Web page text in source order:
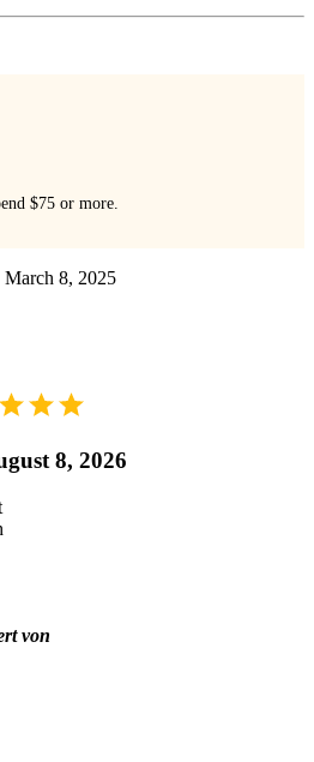
$75 or more.
March 8, 2025
8, 2026
von